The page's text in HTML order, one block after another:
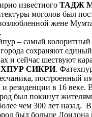
известного ТАДЖ
моголов был
жене
– самый колоритный
сохраняют
и сейчас шествуют
СИКРИ.
построенный
резиденции в 16 веке.
был покинут
чем 300 лет назад.
был больше Лондона